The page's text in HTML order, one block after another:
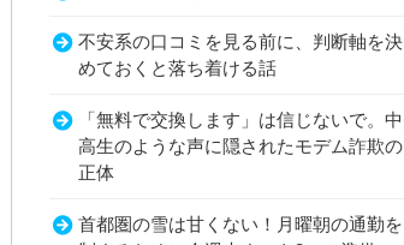
不安系の口コミを見る前に、判断軸を決
めておくと落ち着ける話
「無料で交換します」は信じないで。中
高生のような声に隠されたモデム詐欺の
正体
首都圏の雪は甘くない！月曜朝の通勤を